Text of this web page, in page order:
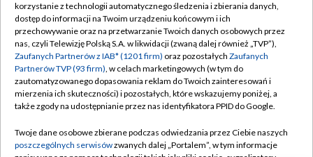
TVP
Abonament TVP
Emisja w TVP
Centrum informacji TVP
Naziemna Telewizja Cyfrowa
Rada Programowa
Regulamin TVP
Polityka prywatności
Moje zgody
Pomoc
Kontakt
korzystanie z technologii automatycznego śledzenia i zbierania danych,
dostęp do informacji na Twoim urządzeniu końcowym i ich
przechowywanie oraz na przetwarzanie Twoich danych osobowych przez
nas, czyli Telewizję Polską S.A. w likwidacji (zwaną dalej również „TVP”),
Zaufanych Partnerów z IAB* (1201 firm) oraz pozostałych Zaufanych
Partnerów TVP (93 firm), w celach marketingowych (w tym do
zautomatyzowanego dopasowania reklam do Twoich zainteresowań i
mierzenia ich skuteczności) i pozostałych, które wskazujemy poniżej, a
także zgody na udostępnianie przez nas identyfikatora PPID do Google.
Twoje dane osobowe zbierane podczas odwiedzania przez Ciebie naszych
poszczególnych serwisówzwanych dalej „Portalem”, w tym informacje